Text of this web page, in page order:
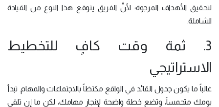
لتحقيق الأهداف المرجوة؛ لأنَّ الفريق يتوقع هذا النوع من القيادة
الشاملة.
3. ثمة وقت كافٍ للتخطيط
الاستراتيجي
غالباً ما يكون جدول القائد في الواقع مكتظاً بالاجتماعات والمهام. تبدأ
يومك متحمساً، وتضع خطة واضحة لإنجاز مهامك، لكن ما إن تلقي